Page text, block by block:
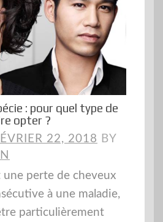
: pour quel type de
opter ?
22, 2018 BY
une perte de cheveux
à une maladie,
particulièrement